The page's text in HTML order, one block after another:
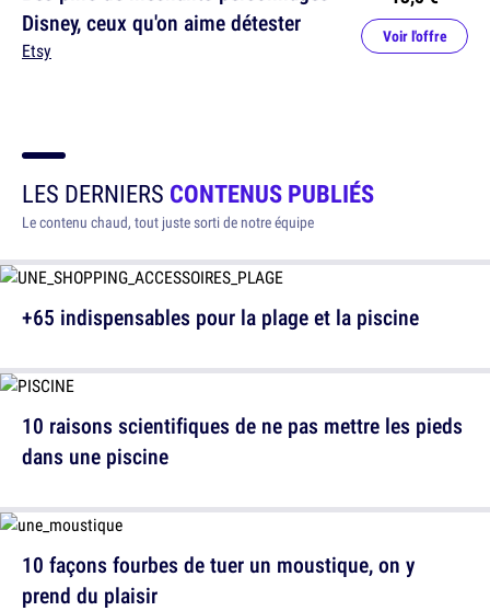
Disney, ceux qu'on aime détester
Etsy
Voir l'offre
LES DERNIERS CONTENUS PUBLIÉS
Le contenu chaud, tout juste sorti de notre équipe
+65 indispensables pour la plage et la piscine
10 façons fourbes de tuer un moustique, on y
prend du plaisir
10 raisons scientifiques de ne pas mettre les pieds
dans une piscine